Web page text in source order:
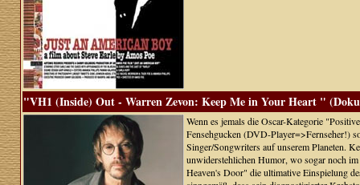
"VH1 (Inside) Out - Warren Zevon: Keep Me in Your Heart "
Wenn es jemals die Oscar-Kategorie
Fensehgucken (DVD-Player=>Fernseher!)
Singer/Songwriters auf unserem Planeten.
unwiderstehlichen Humor, wo sogar noch
Heaven's Door" die ultimative Einspielung